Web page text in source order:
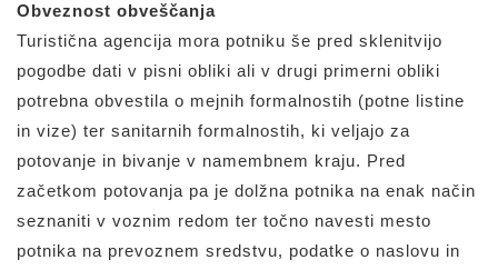
Obveznost obveščanja
Turistična agencija mora potniku še pred sklenitvijo
pogodbe dati v pisni obliki ali v drugi primerni obliki
potrebna obvestila o mejnih formalnostih (potne listine
in vize) ter sanitarnih formalnostih, ki veljajo za
potovanje in bivanje v namembnem kraju. Pred
začetkom potovanja pa je dolžna potnika na enak način
seznaniti v voznim redom ter točno navesti mesto
potnika na prevoznem sredstvu, podatke o naslovu in